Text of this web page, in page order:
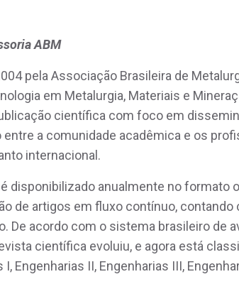
ABM
pela Associação Brasileira de
em Metalurgia, Materiais e
científica com foco em
a comunidade acadêmica e os
internacional.
disponibilizado anualmente no formato
de artigos em fluxo contínuo,
De acordo com o sistema brasileiro de
científica evoluiu, e agora está
I, Engenharias II, Engenharias III,